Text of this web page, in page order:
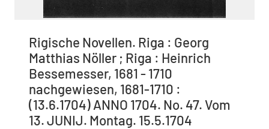
Rigische Novellen. Riga : Georg
Matthias Nöller ; Riga : Heinrich
Bessemesser, 1681 - 1710
nachgewiesen, 1681-1710 :
(13.6.1704) ANNO 1704. No. 47. Vom
13. JUNIJ. Montag. 15.5.1704